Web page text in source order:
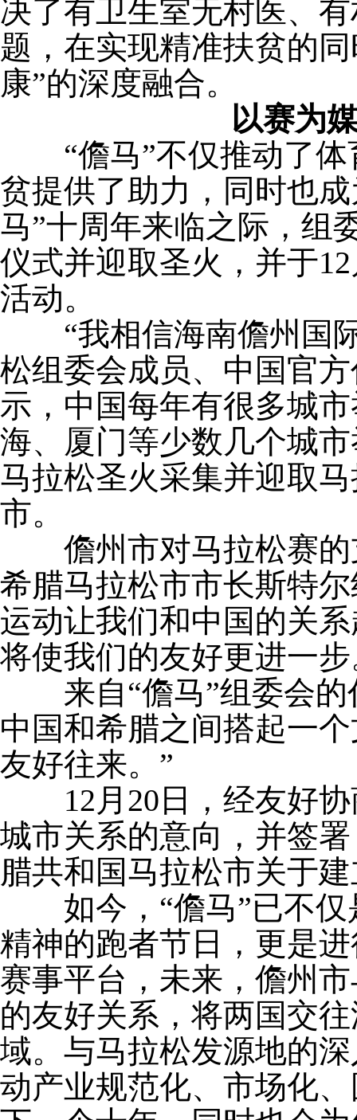
决了有卫生室无村医、
题，在实现精准扶贫的
康”的深度融合。
以赛为
“儋马”不仅推动了体
贫提供了助力，同时也
马”十周年来临之际，组
仪式并迎取圣火，并于
活动。
“我相信海南儋州国际
松组委会成员、中国官
示，中国每年有很多城
海、厦门等少数几个城
马拉松圣火采集并迎取
市。
儋州市对马拉松赛的
希腊马拉松市市长斯特
运动让我们和中国的关
将使我们的友好更进一步
来自“儋马”组委会的
中国和希腊之间搭起一
友好往来。”
12月20日，经友好协
城市关系的意向，并签
腊共和国马拉松市关于
如今，“儋马”已不仅
精神的跑者节日，更是
赛事平台，未来，儋州
的友好关系，将两国交
域。与马拉松发源地的
动产业规范化、市场化